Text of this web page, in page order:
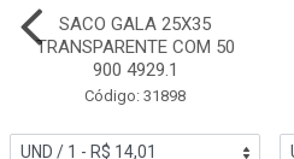
SACO GALA 25X35
TRANSPARENTE COM 50
900 4929.1
Código: 31898